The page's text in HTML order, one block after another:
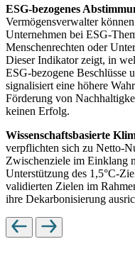
ESG-bezogenes
Vermögensverwalter
Unternehmen bei ESG-
Menschenrechten oder
Dieser Indikator zeigt, in
ESG-bezogene Beschlüsse
signalisiert eine höhere
Förderung von
keinen Erfolg.
Wissenschaftsbasierte
verpflichten sich zu Netto-
Zwischenziele im Einklang
Unterstützung des 1,5°C-
validierten Zielen im
ihre Dekarbonisierung